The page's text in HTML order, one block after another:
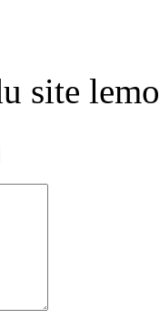
site